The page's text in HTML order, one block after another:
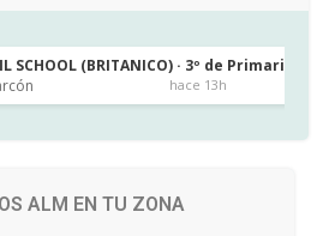
SCHOOL (BRITANICO) · 3º de Primaria
hace 13h
ALM EN TU ZONA